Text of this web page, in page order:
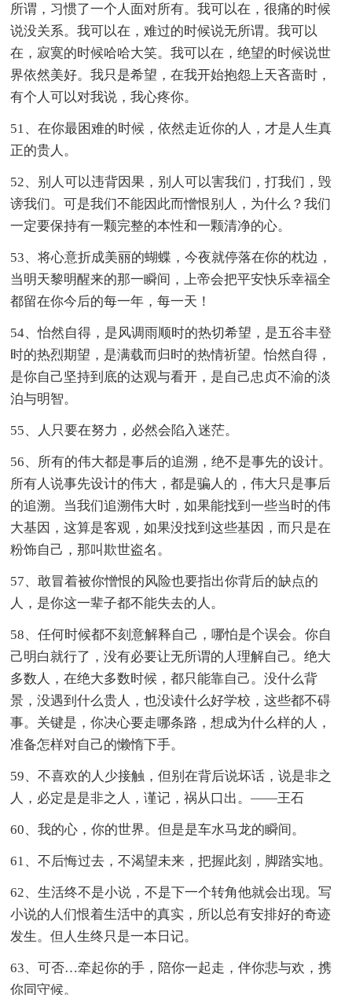
所谓，习惯了一个人面对所有。我可以在，很痛的时候
说没关系。我可以在，难过的时候说无所谓。我可以
在，寂寞的时候哈哈大笑。我可以在，绝望的时候说世
界依然美好。我只是希望，在我开始抱怨上天吝啬时，
有个人可以对我说，我心疼你。
51、在你最困难的时候，依然走近你的人，才是人生真
正的贵人。
52、别人可以违背因果，别人可以害我们，打我们，毁
谤我们。可是我们不能因此而憎恨别人，为什么？我们
一定要保持有一颗完整的本性和一颗清净的心。
53、将心意折成美丽的蝴蝶，今夜就停落在你的枕边，
当明天黎明醒来的那一瞬间，上帝会把平安快乐幸福全
都留在你今后的每一年，每一天！
54、怡然自得，是风调雨顺时的热切希望，是五谷丰登
时的热烈期望，是满载而归时的热情祈望。怡然自得，
是你自己坚持到底的达观与看开，是自己忠贞不渝的淡
泊与明智。
55、人只要在努力，必然会陷入迷茫。
56、所有的伟大都是事后的追溯，绝不是事先的设计。
所有人说事先设计的伟大，都是骗人的，伟大只是事后
的追溯。当我们追溯伟大时，如果能找到一些当时的伟
大基因，这算是客观，如果没找到这些基因，而只是在
粉饰自己，那叫欺世盗名。
57、敢冒着被你憎恨的风险也要指出你背后的缺点的
人，是你这一辈子都不能失去的人。
58、任何时候都不刻意解释自己，哪怕是个误会。你自
己明白就行了，没有必要让无所谓的人理解自己。绝大
多数人，在绝大多数时候，都只能靠自己。没什么背
景，没遇到什么贵人，也没读什么好学校，这些都不碍
事。关键是，你决心要走哪条路，想成为什么样的人，
准备怎样对自己的懒惰下手。
59、不喜欢的人少接触，但别在背后说坏话，说是非之
人，必定是是非之人，谨记，祸从口出。——王石
60、我的心，你的世界。但是是车水马龙的瞬间。
61、不后悔过去，不渴望未来，把握此刻，脚踏实地。
62、生活终不是小说，不是下一个转角他就会出现。写
小说的人们恨着生活中的真实，所以总有安排好的奇迹
发生。但人生终只是一本日记。
63、可否…牵起你的手，陪你一起走，伴你悲与欢，携
你同守候。